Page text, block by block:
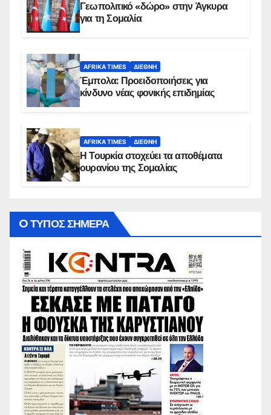
Γεωπολιτικό «δώρο» στην Άγκυρα
για τη Σομαλία
AFRIKA TIMES ΔΙΕΘΝΉ
Έμπολα: Προειδοποιήσεις για
κίνδυνο νέας φονικής επιδημίας
AFRIKA TIMES ΔΙΕΘΝΉ
Η Τουρκία στοχεύει τα αποθέματα
ουρανίου της Σομαλίας
O ΤΥΠΟΣ ΣΗΜΕΡΑ